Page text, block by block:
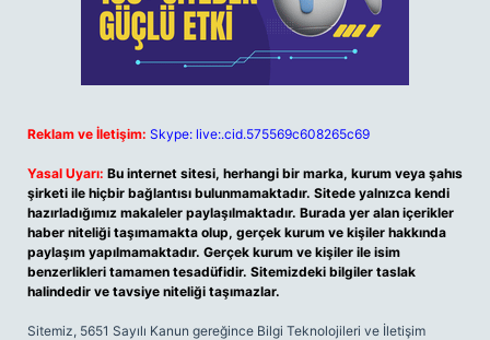
Reklam ve İletişim: Skype: live:.cid.575569c608265c69
Yasal Uyarı: Bu internet sitesi, herhangi bir marka, kurum veya şahıs
şirketi ile hiçbir bağlantısı bulunmamaktadır. Sitede yalnızca kendi
hazırladığımız makaleler paylaşılmaktadır. Burada yer alan içerikler
haber niteliği taşımamakta olup, gerçek kurum ve kişiler hakkında
paylaşım yapılmamaktadır. Gerçek kurum ve kişiler ile isim
benzerlikleri tamamen tesadüfidir. Sitemizdeki bilgiler taslak
halindedir ve tavsiye niteliği taşımazlar.
Sitemiz, 5651 Sayılı Kanun gereğince Bilgi Teknolojileri ve İletişim